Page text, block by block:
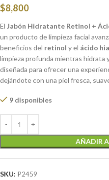
$8,800
El Jabón Hidratante Retinol +
un producto de limpieza facial
beneficios del retinol y el ácido
limpieza profunda mientras hidrata
diseñada para ofrecer una
dejándote con una piel fresca,
9 disponibles
AÑADIR
SKU: P2459